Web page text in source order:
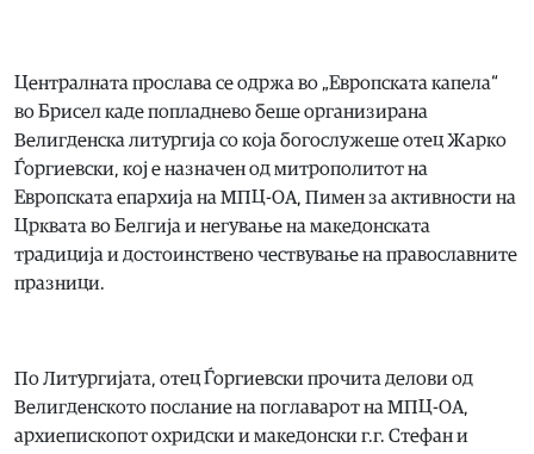
Централната прослава се одржа во „Европската капела“
во Брисел каде попладнево беше организирана
Велигденска литургија со која богослужеше отец Жарко
Ѓоргиевски, кој е назначен од митрополитот на
Европската епархија на МПЦ-ОА, Пимен за активности на
Црквата во Белгија и негување на македонската
традиција и достоинствено чествување на православните
празници.
По Литургијата, отец Ѓоргиевски прочита делови од
Велигденското послание на поглаварот на МПЦ-ОА,
архиепископот охридски и македонски г.г. Стефан и